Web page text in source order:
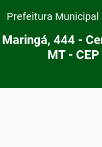
Prefeitura
Maringá, 444 -
MT -